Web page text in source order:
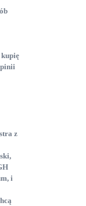
kupię
z
,
, i